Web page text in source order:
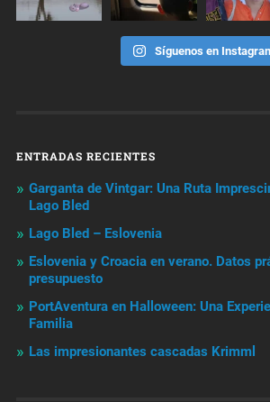
Síguenos en
ENTRADAS RECIENTES
Garganta de Vintgar: Una Ruta
Lago Bled
Lago Bled – Eslovenia
Eslovenia y Croacia en verano. Datos
presupuesto
PortAventura en Halloween: Una
Familia
Las impresionantes cascadas Krimml